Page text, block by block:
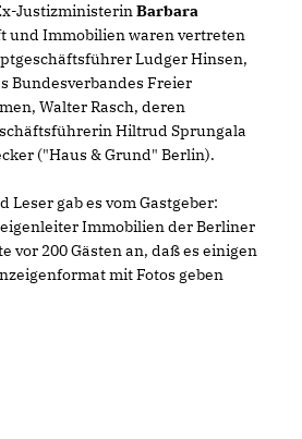
JustizministerinBarbara
und Immobilien waren vertreten
Ludger Hinsen,
Bundesverbandes Freier
Walter Rasch, deren
Hiltrud Sprungala
("Haus & Grund" Berlin).
Leser gab es vom Gastgeber:
Immobilien der Berliner
vor 200 Gästen an, daß es einigen
mit Fotos geben